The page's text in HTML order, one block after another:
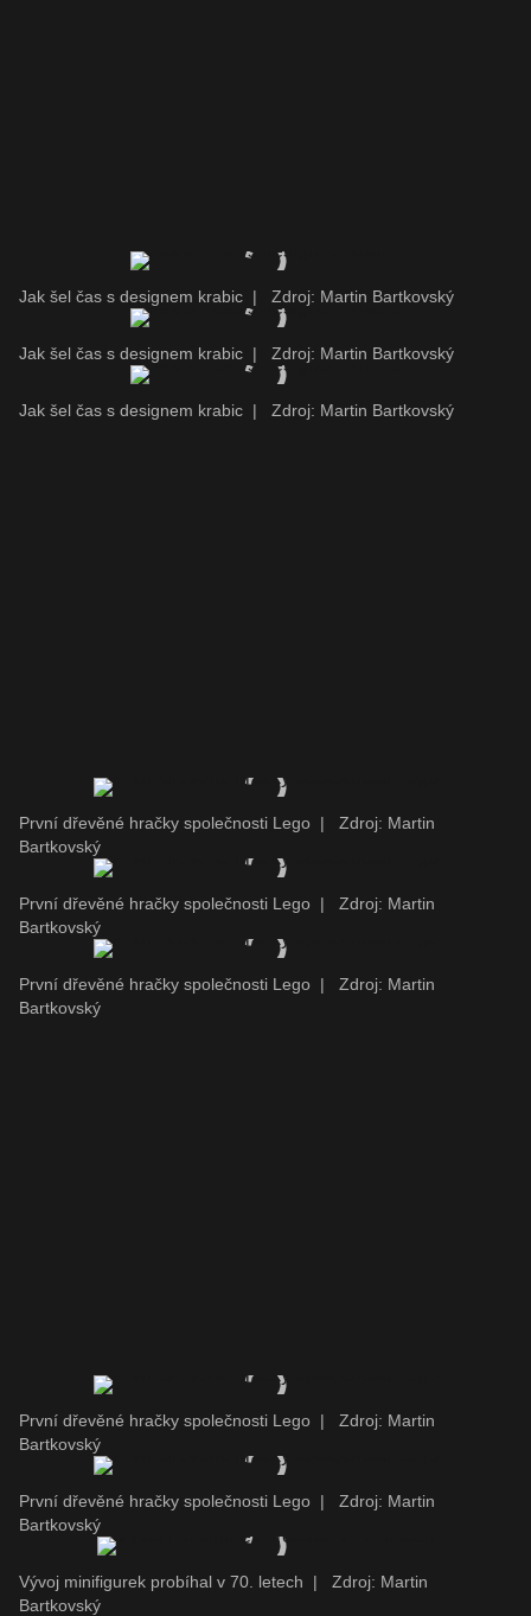
Jak šel čas s designem krabic | Zdroj: Martin Bartkovský
Jak šel čas s designem krabic | Zdroj: Martin Bartkovský
Jak šel čas s designem krabic | Zdroj: Martin Bartkovský
První dřevěné hračky společnosti Lego |
Zdroj: Martin
Bartkovský
První dřevěné hračky společnosti Lego |
Zdroj: Martin
Bartkovský
První dřevěné hračky společnosti Lego |
Zdroj: Martin
Bartkovský
První dřevěné hračky společnosti Lego |
Zdroj: Martin
Bartkovský
První dřevěné hračky společnosti Lego |
Zdroj: Martin
Bartkovský
Vývoj minifigurek probíhal v 70. letech |
Zdroj: Martin
Bartkovský